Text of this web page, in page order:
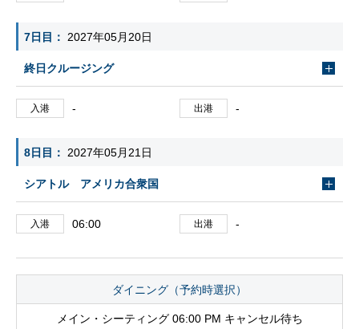
7日目 2027年05月20日
終日クルージング
入港 - 出港 -
8日目 2027年05月21日
シアトル アメリカ合衆国
入港 06:00 出港 -
ダイニング（予約時選択）
メイン・シーティング 06:00 PM キャンセル待ち